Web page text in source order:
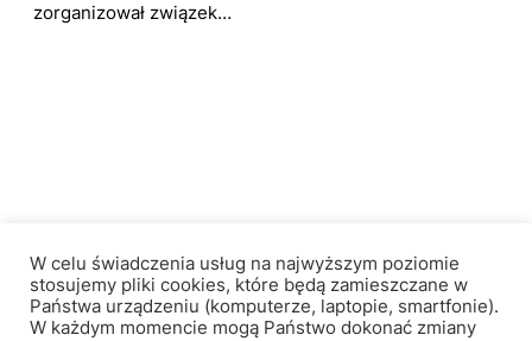
zorganizował związek…
W celu świadczenia usług na najwyższym poziomie
stosujemy pliki cookies, które będą zamieszczane w
Państwa urządzeniu (komputerze, laptopie, smartfonie).
W każdym momencie mogą Państwo dokonać zmiany